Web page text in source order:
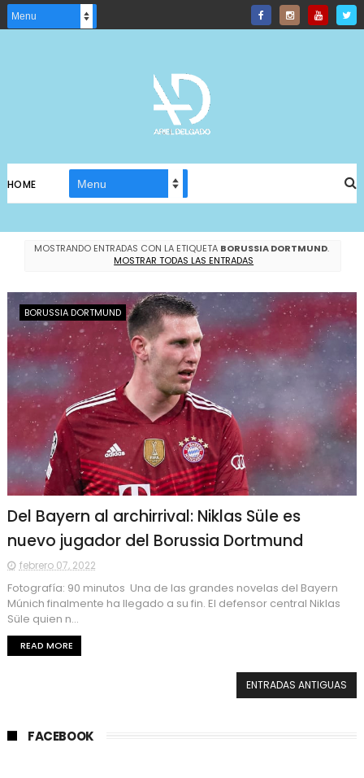
HOME
MOSTRANDO ENTRADAS CON LA ETIQUETA BORUSSIA DORTMUND.
MOSTRAR TODAS LAS ENTRADAS
BORUSSIA DORTMUND
Del Bayern al archirrival: Niklas Süle es
nuevo jugador del Borussia Dortmund
febrero 07, 2022
Fotografía: 90 minutos Una de las grandes novelas del Bayern
Múnich finalmente ha llegado a su fin. El defensor central Niklas
Süle quien n...
READ MORE
ENTRADAS ANTIGUAS
FACEBOOK